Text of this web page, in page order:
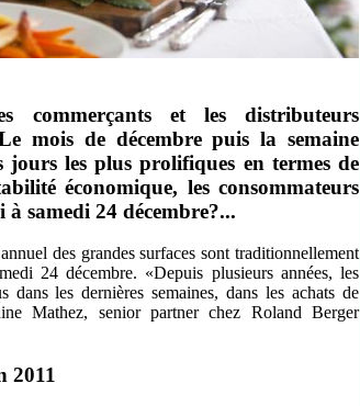
commerçants et les distributeurs
mois de décembre puis la semaine
jours les plus prolifiques en termes de
économique, les consommateurs
samedi 24 décembre?...
des grandes surfaces sont traditionnellement
24 décembre. «Depuis plusieurs années, les
dans les dernières semaines, dans les achats de
Mathez, senior partner chez Roland Berger
2011